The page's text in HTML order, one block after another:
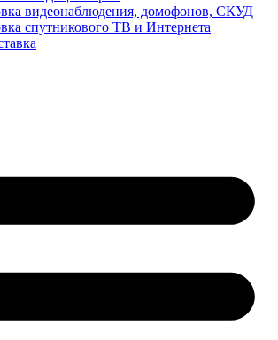
видеонаблюдения, домофонов, СКУД
спутникового ТВ и Интернета